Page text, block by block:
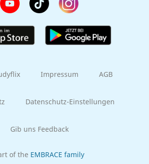
Impressum AGB
Datenschutz-Einstellungen
Gib uns Feedback
of the EMBRACE family